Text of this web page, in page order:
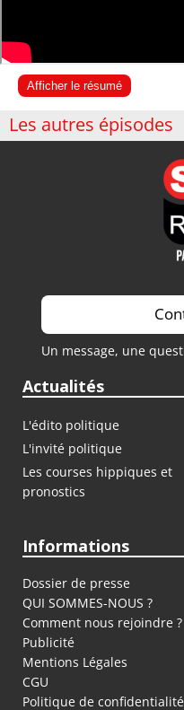
Afficher le résumé
Les autres épisodes
Un message, une
Actualités
L'édito politique
L'invité politique
Les courses hippiques et
pronostics
Informations
Dossier de presse
QUI SOMMES-NOUS ?
Comment nous rejoindre ?
Publicité
Mentions Légales
CGU
Politique de confidentialité